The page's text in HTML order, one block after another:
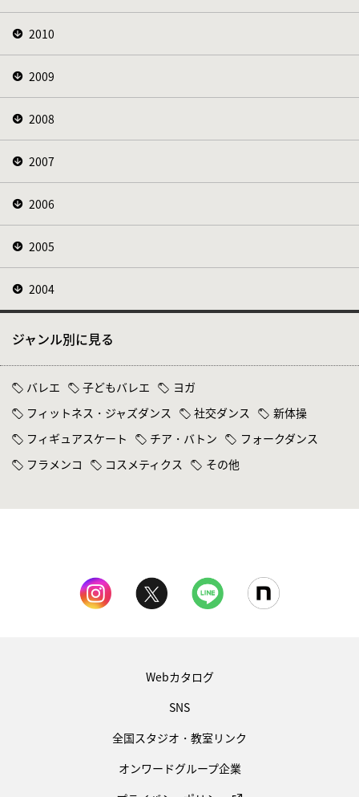
2010
2009
2008
2007
2006
2005
2004
ジャンル別に見る
バレエ 子どもバレエ
ヨガ
フィットネス・ジャズダンス
社交ダンス
新体操
フィギュアスケート
チア・バトン
フォークダンス
フラメンコ
コスメティクス その他
Webカタログ
SNS
全国スタジオ・教室リンク
オンワードグループ企業